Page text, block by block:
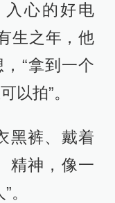
心的好电
生之年，他
“拿到一个
以拍”。
黑裤、戴着
精神，像一
。